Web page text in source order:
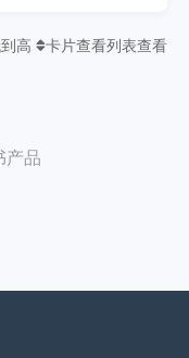
高 卡片查看列表查看
产品